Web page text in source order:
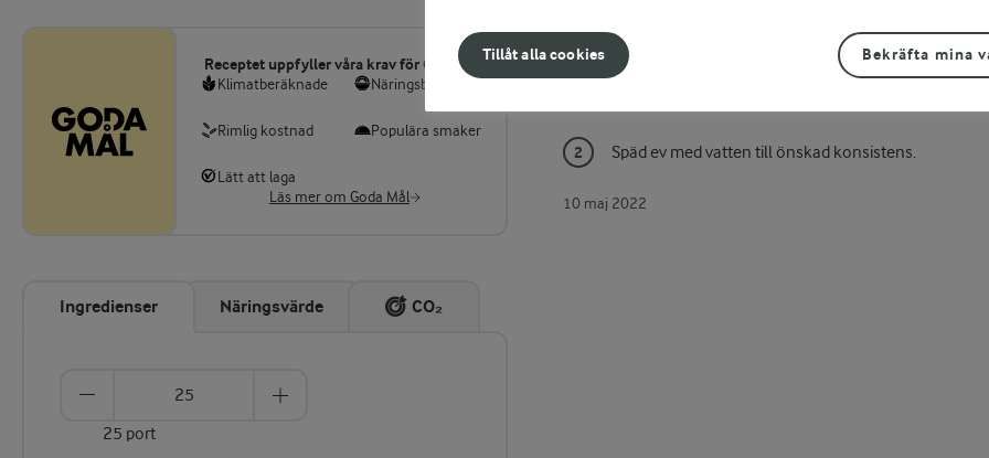
Receptet uppfyller våra krav för Goda Mål
Klimatberäknade Näringsberäknade
Rimlig kostnad Populära smaker
Lätt att laga
Läs mer om Goda Mål
Ingredienser Näringsvärde CO₂
25 port
Gör så här
Späd ev med vatten till önskad konsistens.
10 maj 2022
Tillåt alla cookies Bekräfta mina